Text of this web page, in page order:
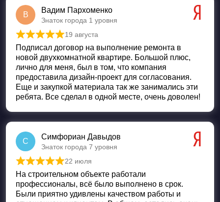
В
Вадим Пархоменко
Знаток города 1 уровня
Оценка5 из 5
19 августа
Подписал договор на выполнение ремонта в
новой двухкомнатной квартире. Большой плюс,
лично для меня, был в том, что компания
предоставила дизайн-проект для согласования.
Еще и закупкой материала так же занимались эти
ребята. Все сделал в одной месте, очень доволен!
С
Симфориан Давыдов
Знаток города 7 уровня
Оценка5 из 5
22 июля
На строительном объекте работали
профессионалы, всё было выполнено в срок.
Были приятно удивлены качеством работы и